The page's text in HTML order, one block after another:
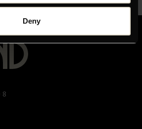
Deny
8